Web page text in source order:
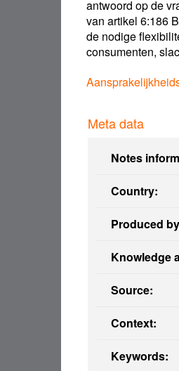
antwoord op de
van artikel 6:186
de nodige
consumenten,
Meta data
Notes
Country:
Produced
Knowledge
Source:
Context:
Keywords: